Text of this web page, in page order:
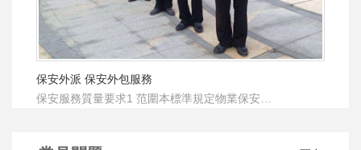
保安外派 保安外包服務
保安服務質量要求1 范圍本標準規定物業保安…